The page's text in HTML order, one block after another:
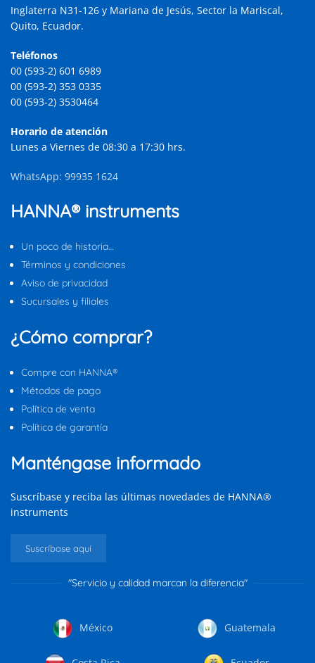
Inglaterra N31-126 y Mariana de Jesús, Sector la Mariscal,
Quito, Ecuador.
Teléfonos
00 (593-2) 601 6989
00 (593-2) 353 0335
00 (593-2) 3530464
Horario de atención
Lunes a Viernes de 08:30 a 17:30 hrs.
WhatsApp: 99935 1624
HANNA® instruments
Un poco de historia…
Términos y condiciones
Aviso de privacidad
Sucursales y filiales
¿Cómo comprar?
Compre con HANNA®
Métodos de pago
Política de venta
Política de garantía
Manténgase informado
Suscríbase y reciba las últimas novedades de HANNA®
instruments
Suscríbase aquí
"Servicio y calidad marcan la diferencia"
México Guatemala